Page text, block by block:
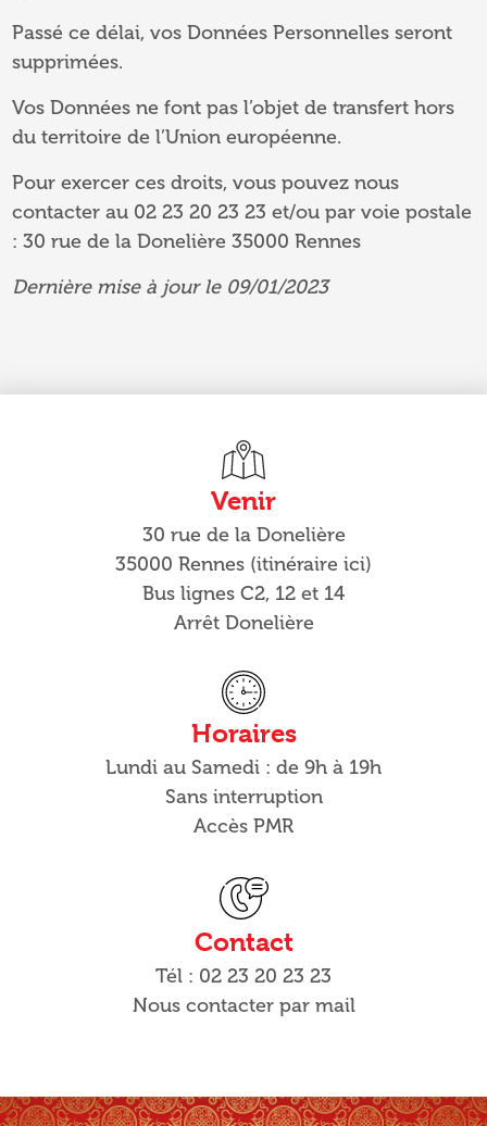
Passé ce délai, vos Données Personnelles seront
supprimées.
Vos Données ne font pas l’objet de transfert hors
du territoire de l’Union européenne.
Pour exercer ces droits, vous pouvez nous
contacter au 02 23 20 23 23 et/ou par voie postale
: 30 rue de la Donelière 35000 Rennes
Dernière mise à jour le 09/01/2023
Venir
30 rue de la Donelière
35000 Rennes (itinéraire ici)
Bus lignes C2, 12 et 14
Arrêt Donelière
Horaires
Lundi au Samedi : de 9h à 19h
Sans interruption
Accès PMR
Contact
Tél : 02 23 20 23 23
Nous contacter par mail